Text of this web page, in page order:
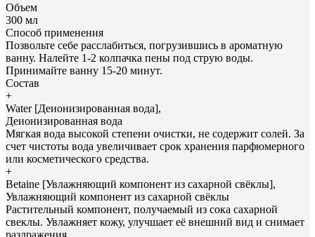
Объем
300 мл
Способ применения
Позвольте себе расслабиться, погрузившись в ароматную
ванну. Налейте 1-2 колпачка пены под струю воды.
Принимайте ванну 15-20 минут.
Состав
+
Water [Деионизированная вода],
Деионизированная вода
Мягкая вода высокой степени очистки, не содержит солей. За
счет чистоты вода увеличивает срок хранения парфюмерного
или косметического средства.
+
Betaine [Увлажняющий компонент из сахарной свёклы],
Увлажняющий компонент из сахарной свёклы
Растительный компонент, получаемый из сока сахарной
свеклы. Увлажняет кожу, улучшает её внешний вид и снимает
раздражения.